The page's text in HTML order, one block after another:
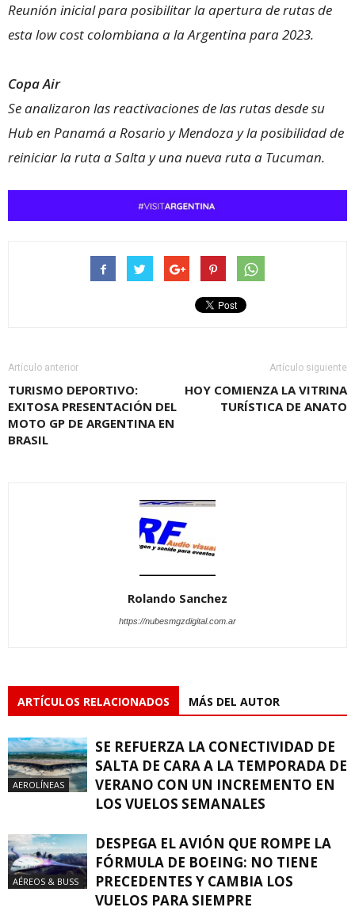
Reunión inicial para posibilitar la apertura de rutas de
esta low cost colombiana a la Argentina para 2023.
Copa Air
Se analizaron las reactivaciones de las rutas desde su
Hub en Panamá a Rosario y Mendoza y la posibilidad de
reiniciar la ruta a Salta y una nueva ruta a Tucuman.
Artículo anterior
TURISMO DEPORTIVO:
EXITOSA PRESENTACIÓN DEL
MOTO GP DE ARGENTINA EN
BRASIL
Artículo siguiente
HOY COMIENZA LA VITRINA
TURÍSTICA DE ANATO
Rolando Sanchez
https://nubesmgzdigital.com.ar
ARTÍCULOS RELACIONADOS MÁS DEL AUTOR
AEROLÍNEAS
SE REFUERZA LA CONECTIVIDAD DE
SALTA DE CARA A LA TEMPORADA DE
VERANO CON UN INCREMENTO EN
LOS VUELOS SEMANALES
AÉREOS & BUSS
DESPEGA EL AVIÓN QUE ROMPE LA
FÓRMULA DE BOEING: NO TIENE
PRECEDENTES Y CAMBIA LOS
VUELOS PARA SIEMPRE